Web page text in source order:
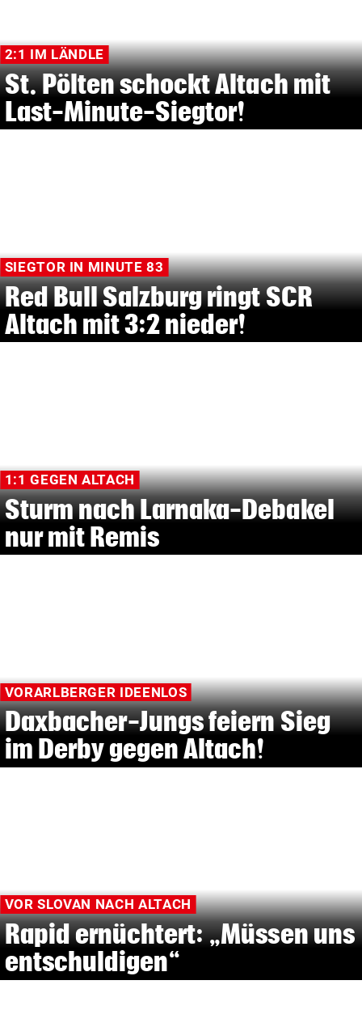
2:1 IM LÄNDLE
St. Pölten schockt Altach mit
Last-Minute-Siegtor!
SIEGTOR IN MINUTE 83
Red Bull Salzburg ringt SCR
Altach mit 3:2 nieder!
1:1 GEGEN ALTACH
Sturm nach Larnaka-Debakel
nur mit Remis
VORARLBERGER IDEENLOS
Daxbacher-Jungs feiern Sieg
im Derby gegen Altach!
VOR SLOVAN NACH ALTACH
Rapid ernüchtert: „Müssen uns
entschuldigen“